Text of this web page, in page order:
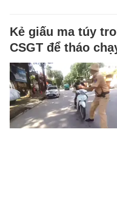
Kẻ giấu ma túy
CSGT để tháo